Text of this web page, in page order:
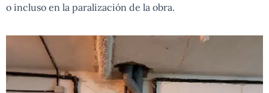
o incluso en la paralización de la obra.